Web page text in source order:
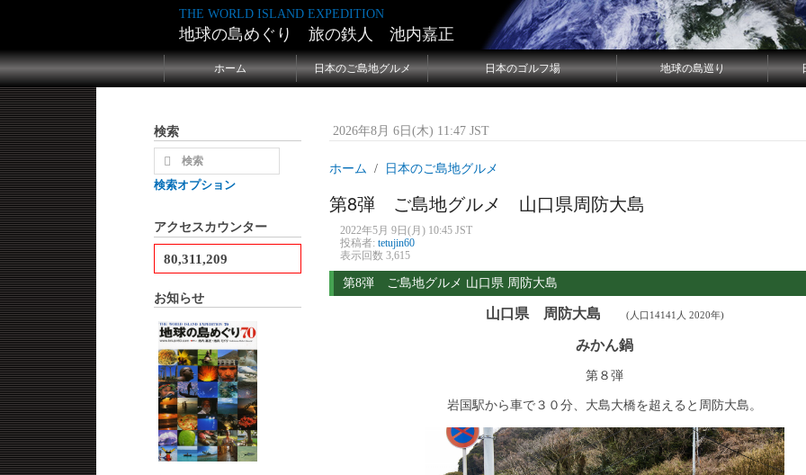
THE WORLD ISLAND EXPEDITION
地球の島めぐり 旅の鉄人 池内嘉正
ホーム 日本のご島地グルメ 日本のゴルフ場 地球の島巡り
2026年8月 6日(木) 11:47 JST
ホーム 日本のご島地グルメ
第8弾 ご島地グルメ 山口県周防大島
2022年5月 9日(月) 10:45 JST
投稿者: tetujin60
表示回数 3,615
第8弾 ご島地グルメ 山口県 周防大島
山口県 周防大島 (人口14141人 2020年)
みかん鍋
第８弾
岩国駅から車で３０分、大島大橋を超えると周防大島。
検索
検索オプション
アクセスカウンター
80,311,209
お知らせ